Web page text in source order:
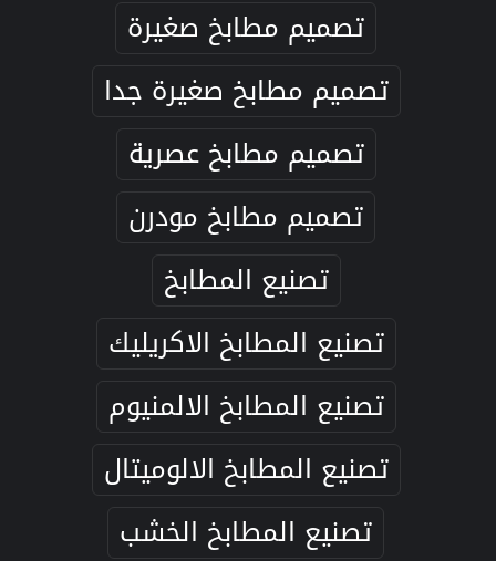
تصميم مطابخ صغيرة
تصميم مطابخ صغيرة جدا
تصميم مطابخ عصرية
تصميم مطابخ مودرن
تصنيع المطابخ
تصنيع المطابخ الاكريليك
تصنيع المطابخ الالمنيوم
تصنيع المطابخ الالوميتال
تصنيع المطابخ الخشب